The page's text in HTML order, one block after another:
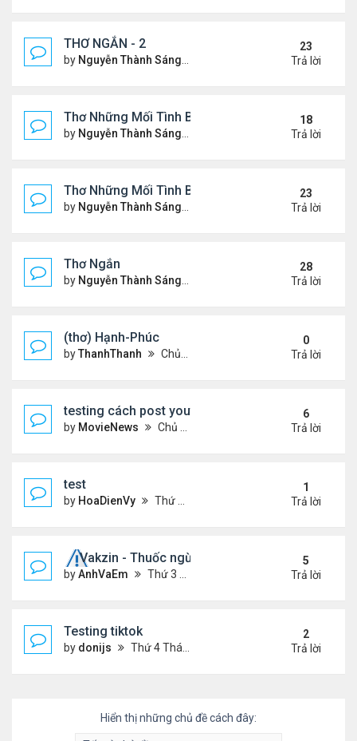
THƠ NGẮN - 2
by Nguyễn Thành Sáng Chủ nhật Tháng 7 30, 2023
23
Trả lời
Thơ Những Mối Tình Buồn (2)
by Nguyễn Thành Sáng Thứ 2 Tháng 5 22, 2023 8:48
18
Trả lời
Thơ Những Mối Tình Buồn
by Nguyễn Thành Sáng Thứ 7 Tháng 2 04, 2023 12:26
23
Trả lời
Thơ Ngắn
by Nguyễn Thành Sáng Thứ 7 Tháng 12 17, 2022 6:28
28
Trả lời
(thơ) Hạnh-Phúc
byThanhThanh Chủ nhật Tháng 1 23, 2022 12:25 pm
0
Trả lời
testing cách post youtube video
by MovieNews Chủ nhật Tháng 10 11, 2020 12:18 pm
6
Trả lời
test
by HoaDienVy Thứ 4 Tháng 12 02, 2020 12:22 pm
1
Trả lời
Vakzin - Thuốc ngừa corona
byAnhVaEm Thứ 3 Tháng 1 19, 2021 3:19 am
5
Trả lời
Testing tiktok
by donijs Thứ 4 Tháng 11 11, 2020 11:23 am
2
Trả lời
Hiển thị những chủ đề cách đây: